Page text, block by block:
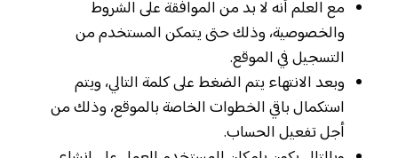
مع العلم أنه لا بد من الموافقة على الشروط
والخصوصية، وذلك حتى يتمكن المستخدم من
التسجيل في الموقع.
وبعد الانتهاء يتم الضغط على كلمة التالي، ويتم
استكمال باقي الخطوات الخاصة بالموقع، وذلك من
أجل تفعيل الحساب.